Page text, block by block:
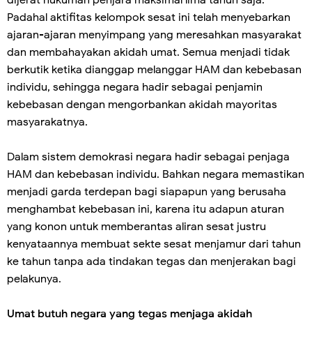
Padahal aktifitas kelompok sesat ini telah menyebarkan
ajaran-ajaran menyimpang yang meresahkan masyarakat
dan membahayakan akidah umat. Semua menjadi tidak
berkutik ketika dianggap melanggar HAM dan kebebasan
individu, sehingga negara hadir sebagai penjamin
kebebasan dengan mengorbankan akidah mayoritas
masyarakatnya.
Dalam sistem demokrasi negara hadir sebagai penjaga
HAM dan kebebasan individu. Bahkan negara memastikan
menjadi garda terdepan bagi siapapun yang berusaha
menghambat kebebasan ini, karena itu adapun aturan
yang konon untuk memberantas aliran sesat justru
kenyataannya membuat sekte sesat menjamur dari tahun
ke tahun tanpa ada tindakan tegas dan menjerakan bagi
pelakunya.
Umat butuh negara yang tegas menjaga akidah